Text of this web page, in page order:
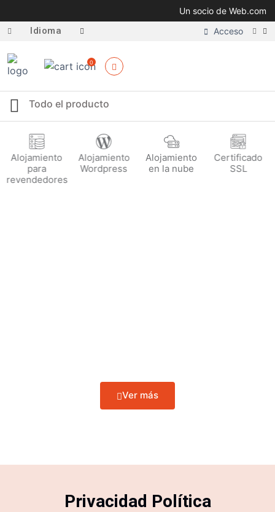
Un socio de Web.com
Idioma Acceso
0
Alojamiento
para
revendedores
Alojamiento
Wordpress
Alojamiento
en la nube
Certificado
SSL
Ver más
Privacidad Política